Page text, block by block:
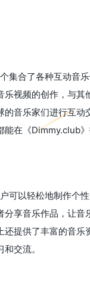
集合了各种互动音
乐视频的创作，与其
的音乐家们进行互动
能在《Dimmy.club
可以轻松地制作个
分享音乐作品，让音
还提供了丰富的音乐
交流。